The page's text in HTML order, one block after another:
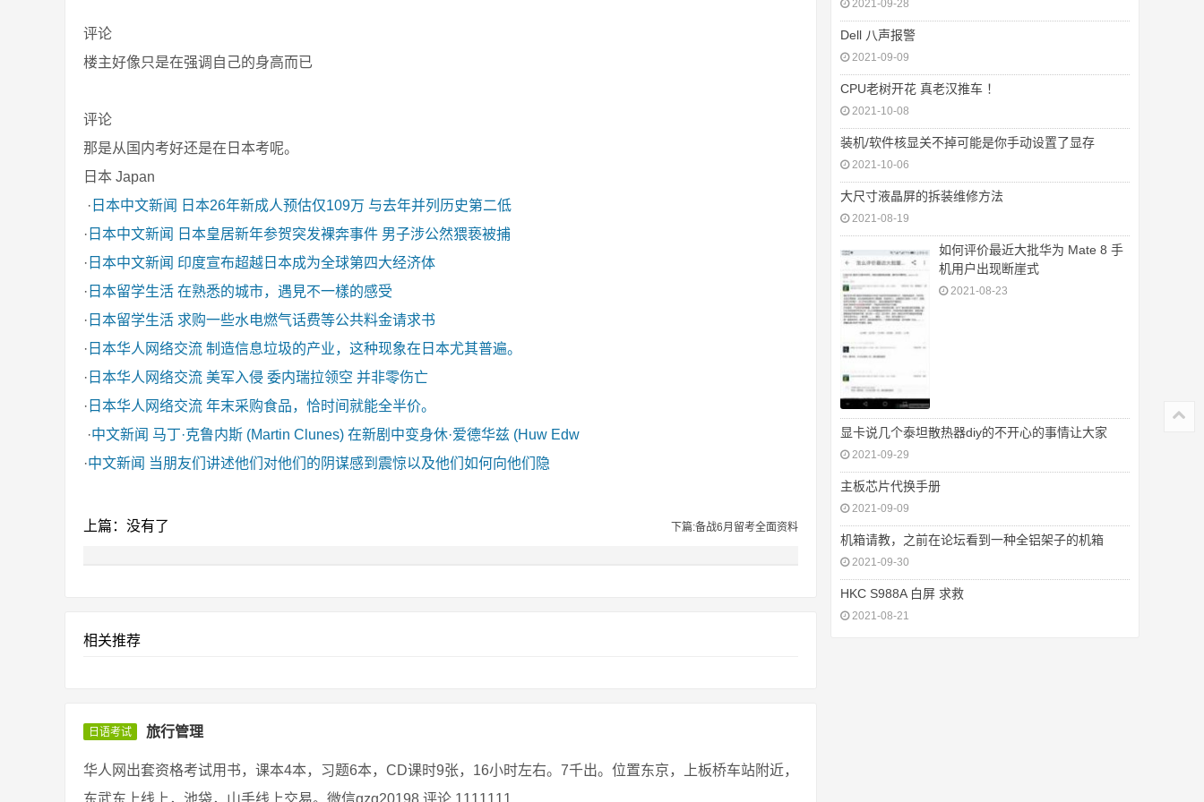
评论
楼主好像只是在强调自己的身高而已
评论
那是从国内考好还是在日本考呢。
日本 Japan
· 日本中文新闻
日本26年新成人预估仅109万 与去年并列历史第二低
· 日本中文新闻
日本皇居新年参贺突发裸奔事件 男子涉公然猥亵被捕
· 日本中文新闻 印度宣布超越日本成为全球第四大经济体
· 日本留学生活 在熟悉的城市，遇見不一樣的感受
· 日本留学生活 求购一些水电燃气话费等公共料金请求书
· 日本华人网络交流 制造信息垃圾的产业，这种现象在日本尤其普遍。
· 日本华人网络交流 美军入侵 委内瑞拉领空 并非零伤亡
· 日本华人网络交流 年末采购食品，恰时间就能全半价。
·中文新闻 马丁·克鲁内斯 (Martin Clunes) 在新剧中变身休·爱德华兹 (Huw Edw
·中文新闻 当朋友们讲述他们对他们的阴谋感到震惊以及他们如何向他们隐
上篇：没有了 下篇:备战6月留考全面资料
相关推荐
日语考试 旅行管理
华人网出套资格考试用书，课本4本，习题6本，CD课时9张，16小时左右。7千出。位置东京，上板桥车站附近，
东武东上线上，池袋，山手线上交易。微信qzq20198 评论 1111111 ...
2021-09-28
Dell 八声报警
2021-09-09
CPU老树开花 真老汉推车 ！
2021-10-08
装机/软件核显关不掉可能是你手动设置了显存
2021-10-06
大尺寸液晶屏的拆装维修方法
2021-08-19
如何评价最近大批华为 Mate 8 手
机用户出现断崖式
2021-08-23
显卡说几个泰坦散热器diy的不开心的事情让大家
2021-09-29
主板芯片代换手册
2021-09-09
机箱请教，之前在论坛看到一种全铝架子的机箱
2021-09-30
HKC S988A 白屏 求救
2021-08-21